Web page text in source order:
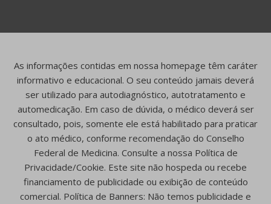
As informações contidas em nossa homepage têm caráter
informativo e educacional. O seu conteúdo jamais deverá
ser utilizado para autodiagnóstico, autotratamento e
automedicação. Em caso de dúvida, o médico deverá ser
consultado, pois, somente ele está habilitado para praticar
o ato médico, conforme recomendação do Conselho
Federal de Medicina. Consulte a nossa Política de
Privacidade/Cookie. Este site não hospeda ou recebe
financiamento de publicidade ou exibição de conteúdo
comercial. Política de Banners: Não temos publicidade e